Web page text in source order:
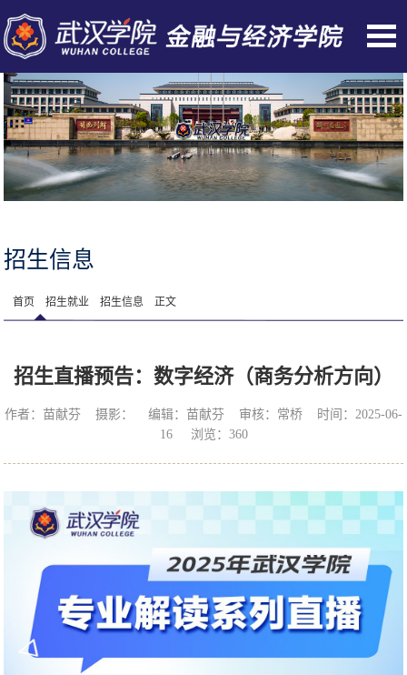
招生信息
首页 招生就业 招生信息 正文
招生直播预告：数字经济（商务分析方向）
作者：苗献芬 摄影： 编辑：苗献芬 审核：常桥 时间：2025-06-
16 浏览： 360